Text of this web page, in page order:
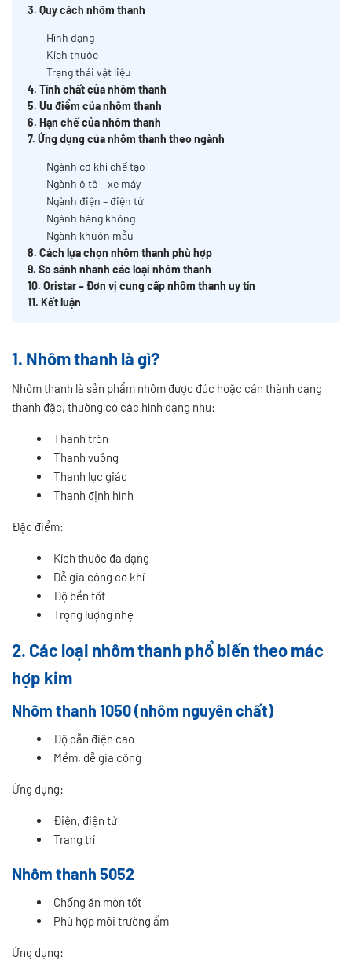
3. Quy cách nhôm thanh
Hình dạng
Kích thước
Trạng thái vật liệu
4. Tính chất của nhôm thanh
5. Ưu điểm của nhôm thanh
6. Hạn chế của nhôm thanh
7. Ứng dụng của nhôm thanh theo ngành
Ngành cơ khí chế tạo
Ngành ô tô – xe máy
Ngành điện – điện tử
Ngành hàng không
Ngành khuôn mẫu
8. Cách lựa chọn nhôm thanh phù hợp
9. So sánh nhanh các loại nhôm thanh
10. Oristar – Đơn vị cung cấp nhôm thanh uy tín
11. Kết luận
1. Nhôm thanh là gì?
Nhôm thanh là sản phẩm nhôm được đúc hoặc cán thành dạng
thanh đặc, thường có các hình dạng như:
Thanh tròn
Thanh vuông
Thanh lục giác
Thanh định hình
Đặc điểm:
Kích thước đa dạng
Dễ gia công cơ khí
Độ bền tốt
Trọng lượng nhẹ
2. Các loại nhôm thanh phổ biến theo mác
hợp kim
Nhôm thanh 1050 (nhôm nguyên chất)
Độ dẫn điện cao
Mềm, dễ gia công
Ứng dụng:
Điện, điện tử
Trang trí
Nhôm thanh 5052
Chống ăn mòn tốt
Phù hợp môi trường ẩm
Ứng dụng: